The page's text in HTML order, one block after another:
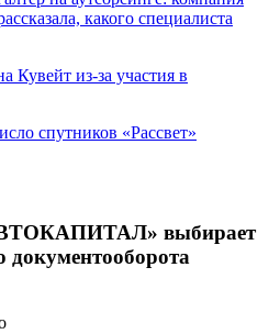
какого специалиста
Кувейт из-за участия в
спутников «Рассвет»
выбирает
документооборота